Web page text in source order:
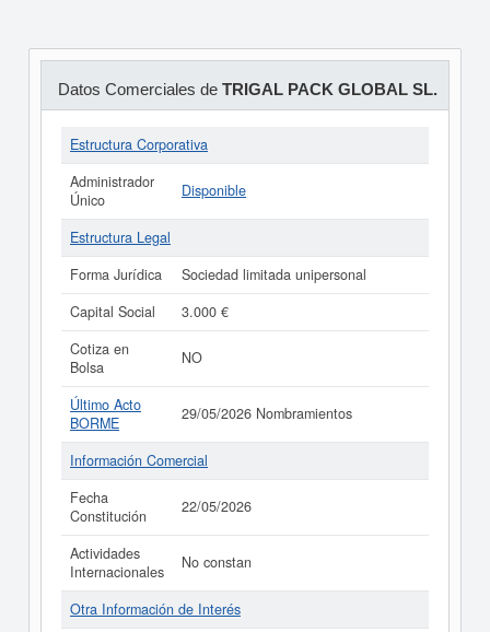
Datos Comerciales de TRIGAL PACK GLOBAL SL.
Estructura Corporativa
Administrador
Único
Disponible
Estructura Legal
Forma Jurídica
Sociedad limitada unipersonal
Capital Social
3.000 €
Cotiza en
Bolsa
NO
Último Acto
BORME
29/05/2026 Nombramientos
Información Comercial
Fecha
Constitución
22/05/2026
Actividades
Internacionales
No constan
Otra Información de Interés